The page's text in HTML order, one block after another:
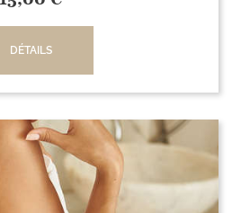
DÉTAILS